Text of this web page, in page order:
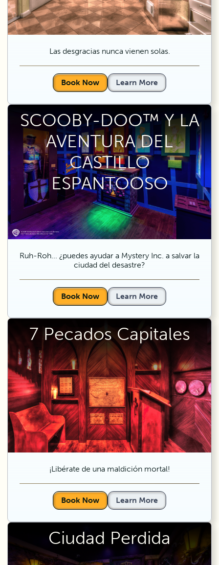
Las desgracias nunca vienen solas.
Book Now Learn More
SCOOBY-DOO™ Y LA
AVENTURA DEL
CASTILLO
ESPANTOOSO
Ruh-Roh... ¿puedes ayudar a Mystery Inc. a salvar la
ciudad del desastre?
Book Now Learn More
7 Pecados Capitales
¡Libérate de una maldición mortal!
Book Now Learn More
Ciudad Perdida